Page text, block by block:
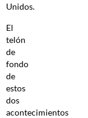
Unidos.
El
telón
de
fondo
de
estos
dos
acontecimientos